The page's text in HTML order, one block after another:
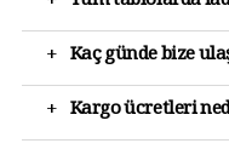
+ Kaç günde bize
+ Kargo ücretleri